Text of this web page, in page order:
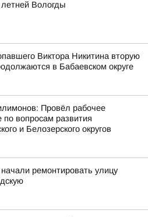
Вологды
Виктора Никитина вторую
в Бабаевском округе
Провёл рабочее
по вопросам развития
и Белозерского округов
ремонтировать улицу